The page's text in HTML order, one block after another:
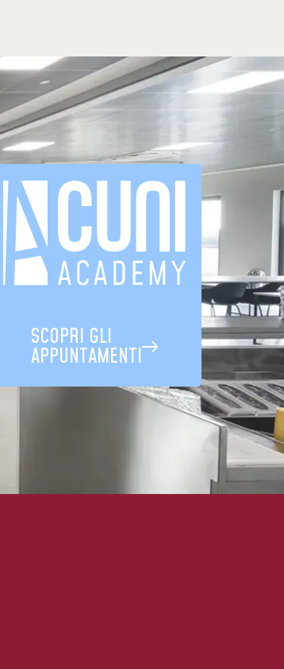
SCOPRI GLI
APPUNTAMENTI